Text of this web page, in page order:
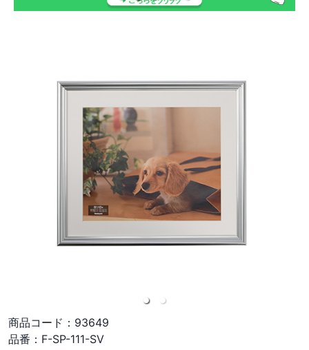
商品コード： 93649
品番： F-SP-111-SV